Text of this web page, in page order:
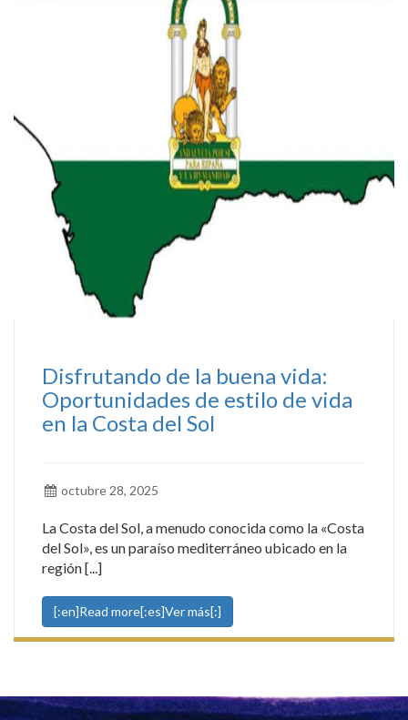
Disfrutando de la buena vida:
Oportunidades de estilo de vida
en la Costa del Sol
octubre 28, 2025
La Costa del Sol, a menudo conocida como la «Costa
del Sol», es un paraíso mediterráneo ubicado en la
región [...]
[:en]Read more[:es]Ver más[:]